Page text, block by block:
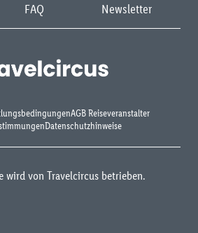
FAQ Newsletter
AGB Reiseveranstalter
Datenschutzhinweise
wird von Travelcircus betrieben.